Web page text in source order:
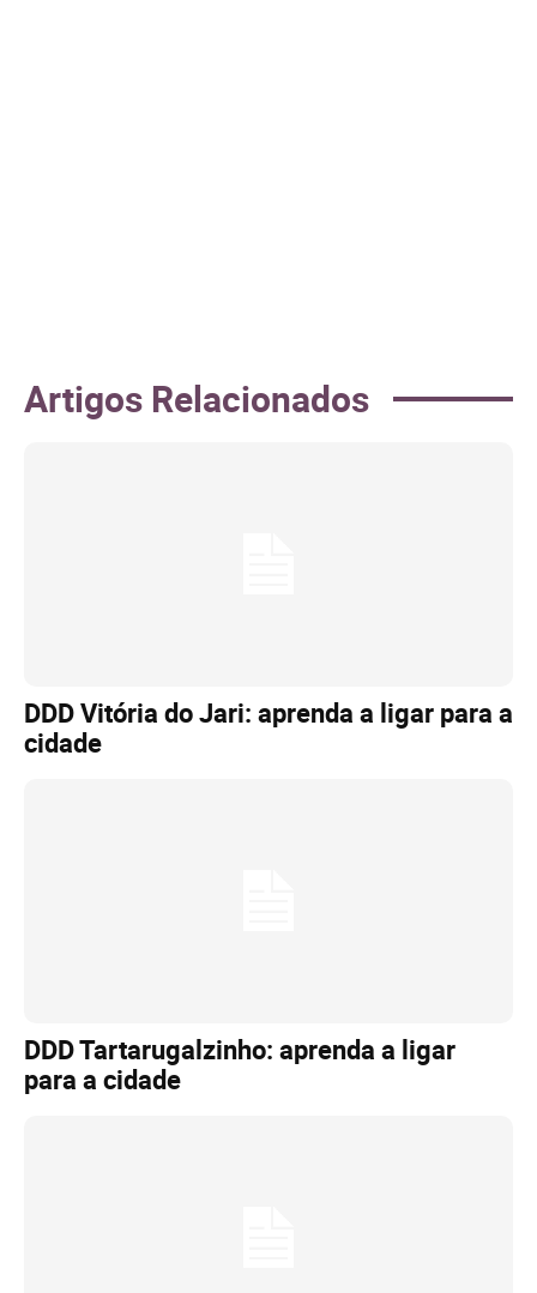
Artigos Relacionados
DDD Vitória do Jari: aprenda a ligar para a
cidade
DDD Tartarugalzinho: aprenda a ligar
para a cidade